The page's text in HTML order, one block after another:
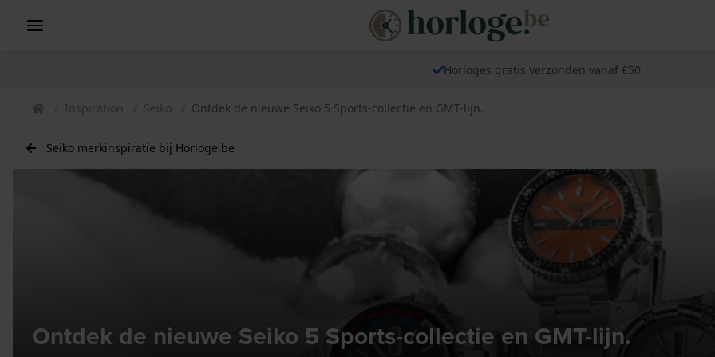
Horloges gratis verzonden vanaf €50
Inspiration Seiko Ontdek de nieuwe Seiko 5 Sports-collectie en GMT-lijn.
Seiko merkinspiratie bij Horloge.be
Ontdek de nieuwe Seiko 5 Sports-collectie en GMT-lijn.